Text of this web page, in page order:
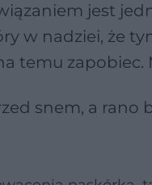
jest
w nadziei, że
temu